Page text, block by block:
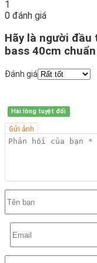
1
0 đánh giá
Hãy là người đầu
bass 40cm
Đánh giá
Hài lòng tuyệt đối
Gửi ảnh